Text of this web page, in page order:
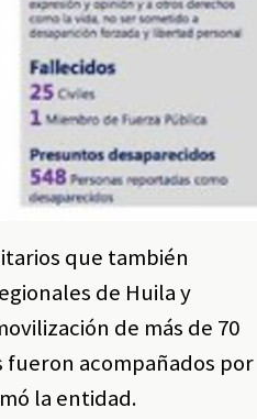
que también
de Huila y
de más de 70
fueron acompañados por
la entidad.